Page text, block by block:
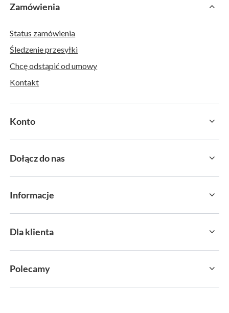
Zamówienia
Status zamówienia
Śledzenie przesyłki
Chcę odstąpić od umowy
Kontakt
Konto
Dołącz do nas
Informacje
Dla klienta
Polecamy